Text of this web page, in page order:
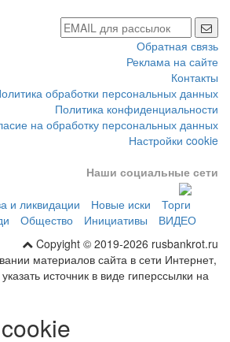
Обратная связь
Реклама на сайте
Контакты
обработки персональных данных
Политика конфиденциальности
на обработку персональных данных
Настройки cookie
Наши социальные сети
и ликвидации Новые иски
Торги
Общество Инициативы
ВИДЕО
Copyight © 2019-2026 rusbankrot.ru
материалов сайта в сети Интернет,
источник в виде гиперссылки на